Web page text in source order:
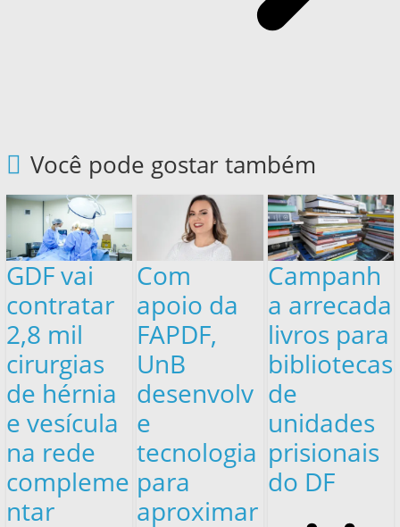
Você pode gostar também
GDF vai
contratar
2,8 mil
cirurgias
de hérnia
e vesícula
na rede
compleme
ntar
Com
apoio da
FAPDF,
UnB
desenvolv
e
tecnologia
para
aproximar
Campanh
a arrecada
livros para
bibliotecas
de
unidades
prisionais
do DF